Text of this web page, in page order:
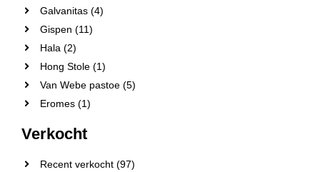
Galvanitas (4)
Gispen (11)
Hala (2)
Hong Stole (1)
Van Webe pastoe (5)
Eromes (1)
Verkocht
Recent verkocht (97)